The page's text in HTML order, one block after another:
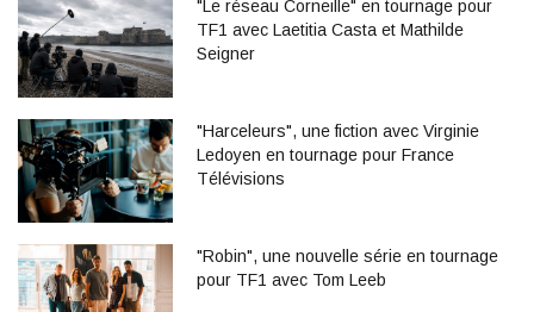
"Le réseau Corneille" en tournage pour
TF1 avec Laetitia Casta et Mathilde
Seigner
"Harceleurs", une fiction avec Virginie
Ledoyen en tournage pour France
Télévisions
"Robin", une nouvelle série en tournage
pour TF1 avec Tom Leeb